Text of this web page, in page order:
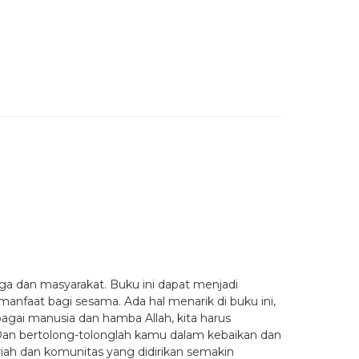
dan masyarakat. Buku ini dapat menjadi
bagi sesama. Ada hal menarik di buku ini,
manusia dan hamba Allah, kita harus
bertolong-tolonglah kamu dalam kebaikan dan
dan komunitas yang didirikan semakin